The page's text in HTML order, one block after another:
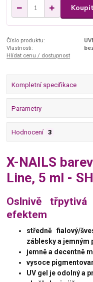
Číslo produktu:
Vlastnosti:
Hlídat cenu / dostupnost
Kompletní specifikace
Parametry
Hodnocení 3
X-NAILS
Line, 5 ml -
Oslnivě
efektem
středně fialový/
záblesky a jemným
jemně a decentně
vysoce
UV gel je odolný a